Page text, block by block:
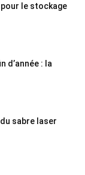
le stockage
d’année : la
sabre laser